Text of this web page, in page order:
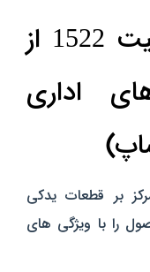
مزایای خرید لیزر یونیت 1522 از
اداری
بر قطعات یدکی
را با ویژگی‌ های